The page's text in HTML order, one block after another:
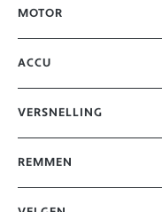
MOTOR
ACCU
VERSNELLING
REMMEN